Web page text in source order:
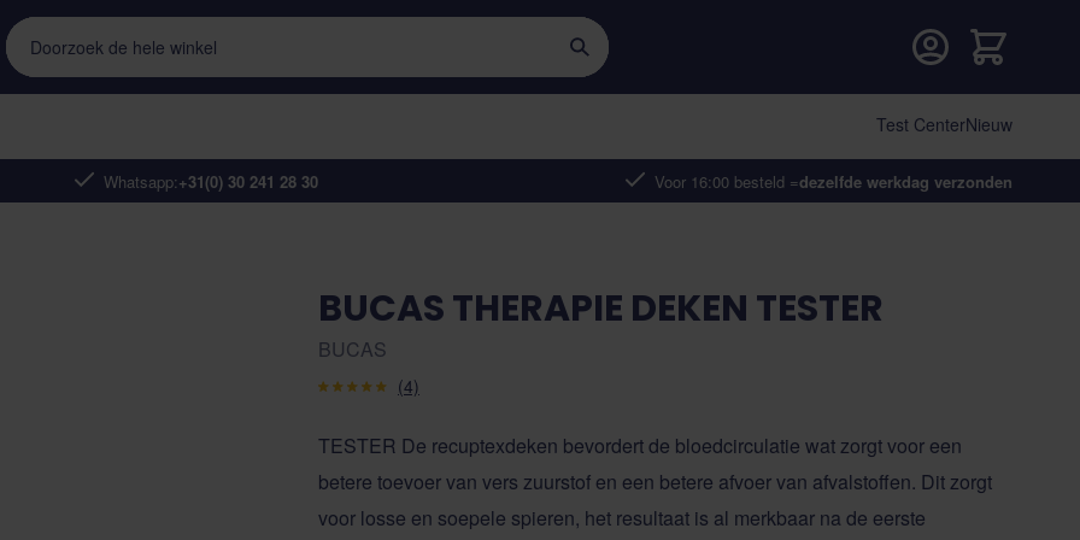
Whatsapp:+31(0) 30 241 28 30 Voor 16:00 besteld =dezelfde werkdag verzonden
Doorzoek de hele winkel
Cart
Test CenterNieuw
BUCAS THERAPIE DEKEN TESTER
BUCAS
(4)
TESTER De recuptexdeken bevordert de bloedcirculatie wat zorgt voor een
betere toevoer van vers zuurstof en een betere afvoer van afvalstoffen. Dit zorgt
voor losse en soepele spieren, het resultaat is al merkbaar na de eerste